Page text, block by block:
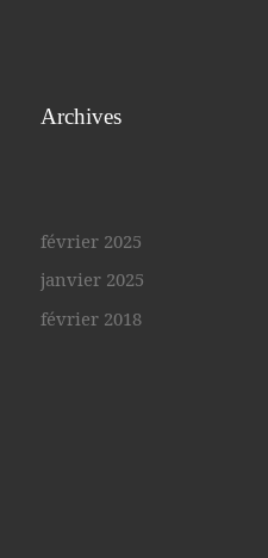
Archives
février 2025
janvier 2025
février 2018